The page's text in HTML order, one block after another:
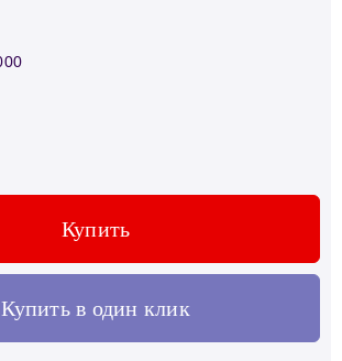
Купить
Купить в один клик